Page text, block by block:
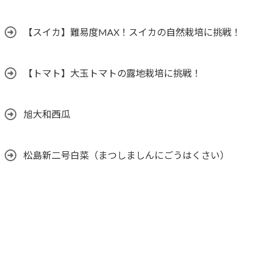
【スイカ】難易度MAX！スイカの自然栽培に挑戦！
【トマト】大玉トマトの露地栽培に挑戦！
旭大和西瓜
松島新二号白菜（まつしましんにごうはくさい）